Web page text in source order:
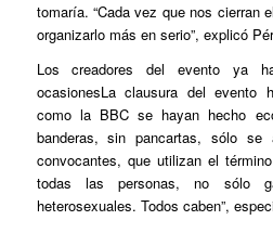
tomaría. “Cada vez que nos cierran
organizarlo más en serio”, explicó
Los creadores del evento ya
ocasionesLa clausura del evento
como la BBC se hayan hecho
banderas, sin pancartas, sólo se
convocantes, que utilizan el
todas las personas, no sólo
heterosexuales. Todos caben”,